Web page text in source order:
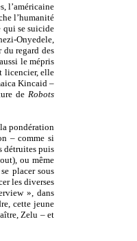
l’américaine
l’humanité
qui se suicide
Onyedele,
du regard des
le mépris
licencier, elle
Kincaid –
de Robots
la pondération
– comme si
détruites puis
ou même
placer sous
les diverses
», dans
cette jeune
Zelu – et